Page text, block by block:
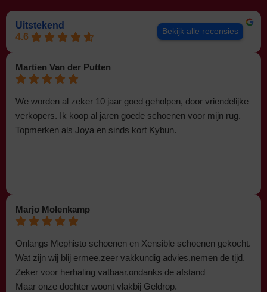
Uitstekend
4.6
Bekijk alle recensies
Martien Van der Putten
We worden al zeker 10 jaar goed geholpen, door vriendelijke
verkopers. Ik koop al jaren goede schoenen voor mijn rug.
Topmerken als Joya en sinds kort Kybun.
Marjo Molenkamp
Onlangs Mephisto schoenen en Xensible schoenen gekocht.
Wat zijn wij blij ermee,zeer vakkundig advies,nemen de tijd.
Zeker voor herhaling vatbaar,ondanks de afstand
Maar onze dochter woont vlakbij Geldrop.